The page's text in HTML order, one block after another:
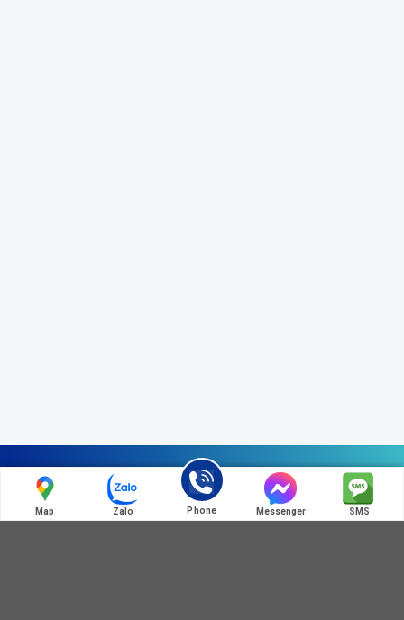
Map Zalo Phone Messenger SMS
Liên hệ chúng tôi
ĐIỆN THOẠI LIÊN HỆ